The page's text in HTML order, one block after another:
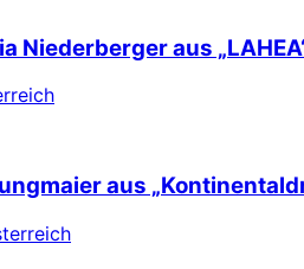
Niederberger aus
aus